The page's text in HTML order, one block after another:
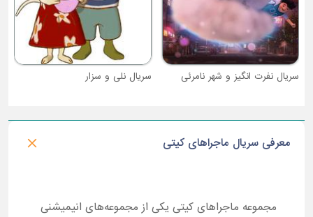
سریال نفرت انگیز و شهر نامرئی سریال نلی و سزار
معرفی سریال ماجراهای کیتی
مجموعه ماجراهای کیتی یکی از مجموعه‌های انیمیشنی